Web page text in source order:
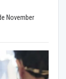
November